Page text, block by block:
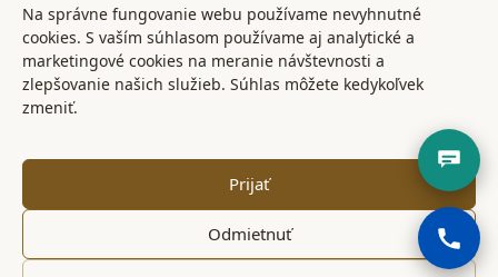
Na správne fungovanie webu používame nevyhnutné
cookies. S vaším súhlasom používame aj analytické a
marketingové cookies na meranie návštevnosti a
zlepšovanie našich služieb. Súhlas môžete kedykoľvek
zmeniť.
Prijať
Odmietnuť
IČ DPH: SK2122126259
📞 +421 948 528 526
✉ info@ostrenoze.sk
© 2024 OstréNože.sk – Všetky práva vyhradené
REKLAMAČNÝ PORIADOK